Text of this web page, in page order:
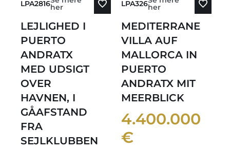
LPA2816her
LEJLIGHED I
PUERTO
ANDRATX
MED UDSIGT
OVER
HAVNEN, I
GÅAFSTAND
FRA
SEJLKLUBBEN
LPA326her
MEDITERRANE
VILLA AUF
MALLORCA IN
PUERTO
ANDRATX MIT
MEERBLICK
4.400.000
€